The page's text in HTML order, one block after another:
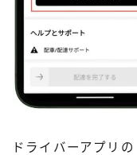
ドライバーアプリの